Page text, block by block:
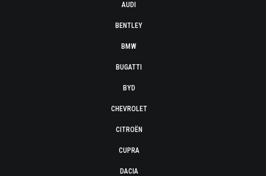
AUDI
BENTLEY
BMW
BUGATTI
BYD
CHEVROLET
CITROËN
CUPRA
DACIA